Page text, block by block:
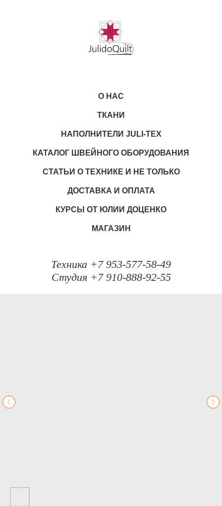
О НАС
ТКАНИ
НАПОЛНИТЕЛИ JULI-TEX
КАТАЛОГ ШВЕЙНОГО ОБОРУДОВАНИЯ
СТАТЬИ О ТЕХНИКЕ И НЕ ТОЛЬКО
ДОСТАВКА И ОПЛАТА
КУРСЫ ОТ ЮЛИИ ДОЦЕНКО
МАГАЗИН
Техника +7 953-577-58-49
Студия +7 910-888-92-55